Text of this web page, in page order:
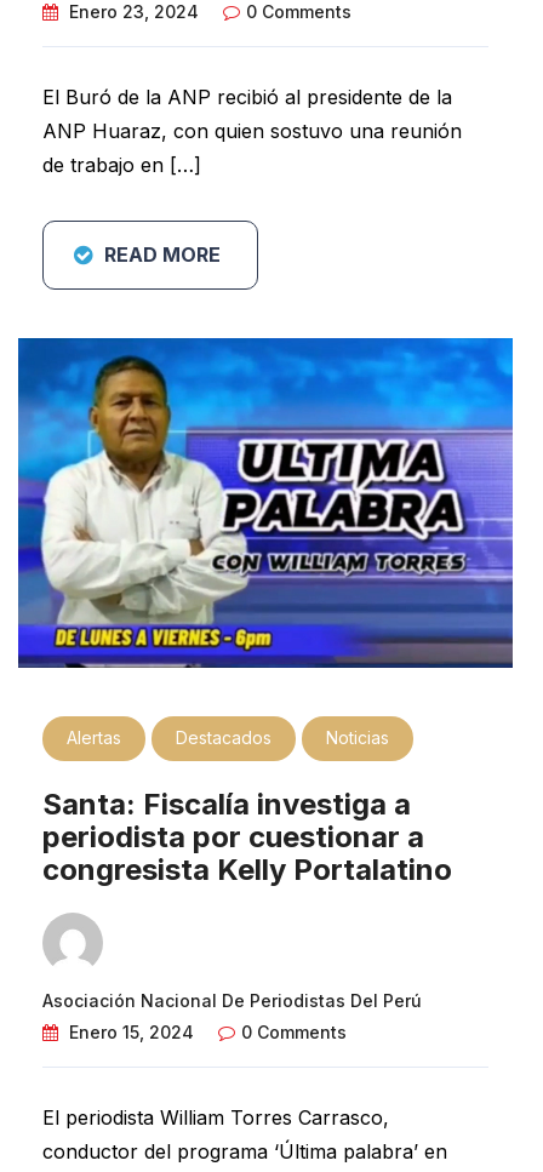
Enero 23, 2024 0 Comments
El Buró de la ANP recibió al presidente de la
ANP Huaraz, con quien sostuvo una reunión
de trabajo en […]
READ MORE
Alertas Destacados Noticias
Santa: Fiscalía investiga a
periodista por cuestionar a
congresista Kelly Portalatino
Asociación Nacional De Periodistas Del Perú
Enero 15, 2024
0 Comments
El periodista William Torres Carrasco,
conductor del programa ‘Última palabra’ en